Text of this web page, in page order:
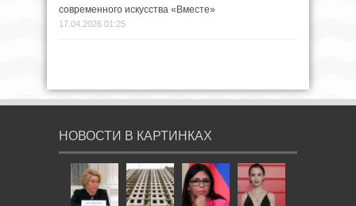
современного искусства «Вместе»
17.04.2026 01:25
НОВОСТИ В КАРТИНКАХ